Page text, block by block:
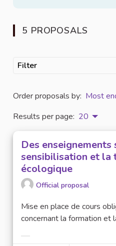
5 PROPOSALS
Filter
Order proposals by: Most
Results per page: 20
Des enseignements
sensibilisation et la
écologique
Official proposal
Mise en place de cours
concernant la formation et